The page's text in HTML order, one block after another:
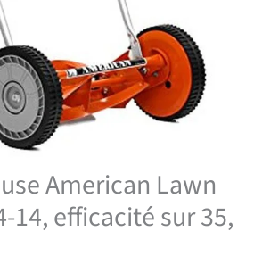
American Lawn
14, efficacité sur 35,